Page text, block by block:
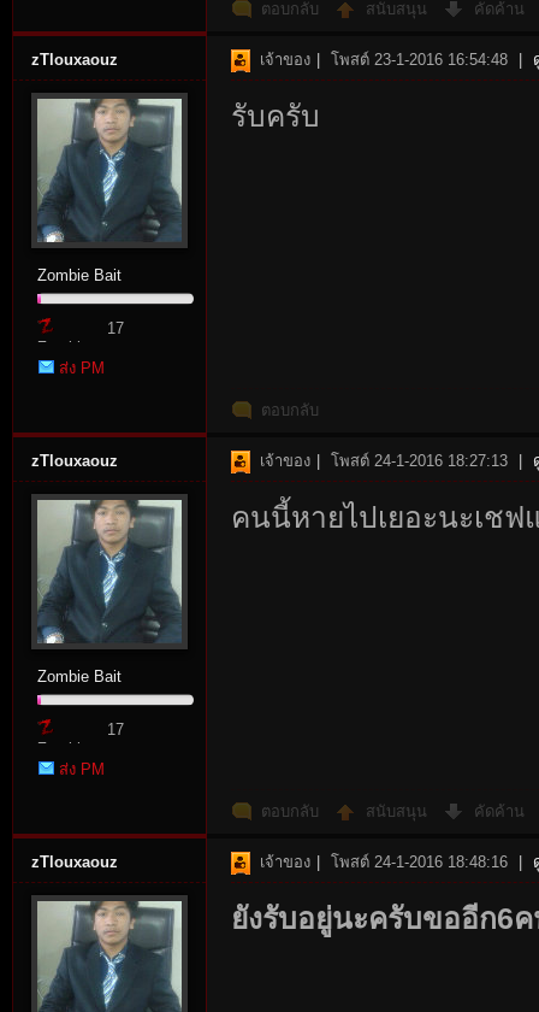
ตอบกลับ สนับสนุน คัดค้าน
zTlouxaouz
Zombie Bait
Zombie
Point
17
ส่ง PM
เจ้าของ โพสต์ 23-1-2016 16:54:48
รับครับ
ตอบกลับ
zTlouxaouz
Zombie Bait
Zombie
Point
17
ส่ง PM
เจ้าของ โพสต์ 24-1-2016 18:27:13
คนนี้หายไปเยอะนะเชฟ
ตอบกลับ สนับสนุน คัดค้าน
zTlouxaouz เจ้าของ โพสต์ 24-1-2016 18:48:16
ยังรับอยู่นะครับขออีก6